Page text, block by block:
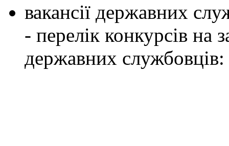
вакансії державних
- перелік конкурсів на
державних службовців: